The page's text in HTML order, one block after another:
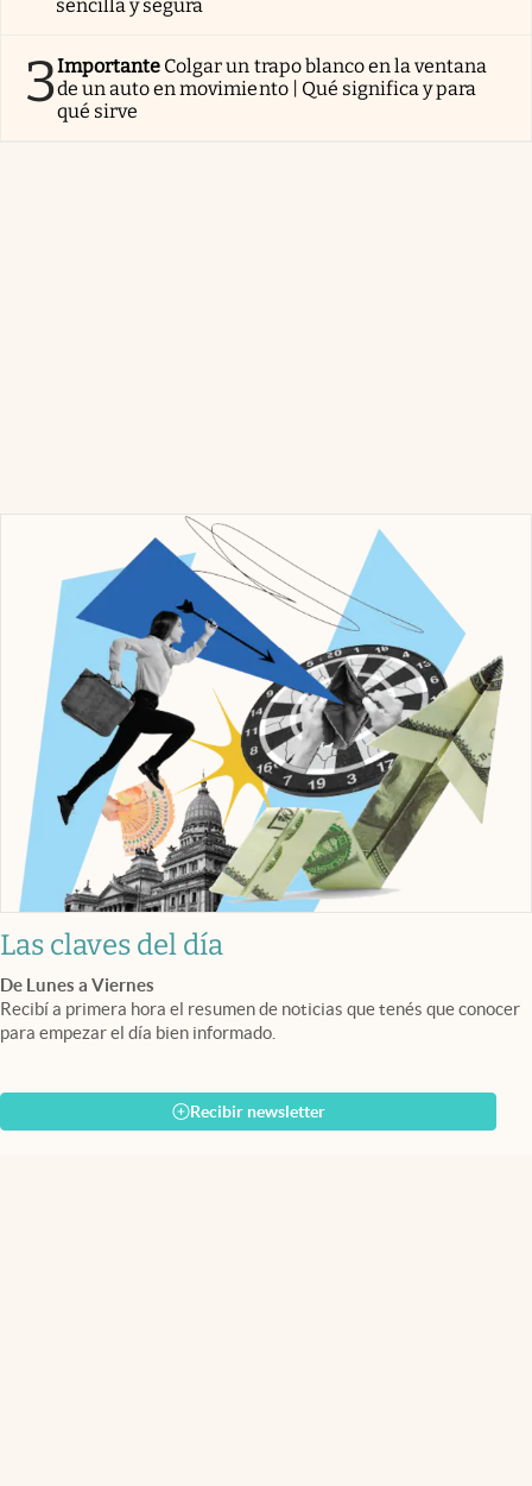
sencilla y segura
3Importante Colgar un trapo blanco en la ventana
de un auto en movimiento | Qué significa y para
qué sirve
Las claves del día
De Lunes a Viernes
Recibí a primera hora el resumen de noticias que tenés que conocer
para empezar el día bien informado.
Recibir newsletter